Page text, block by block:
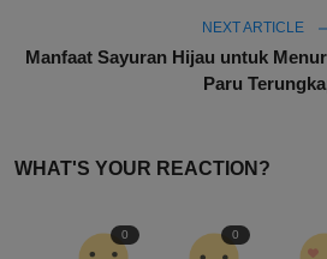
NEXT ARTICLE
Manfaat Sayuran Hijau untuk
Paru
WHAT'S YOUR REACTION?
0 0